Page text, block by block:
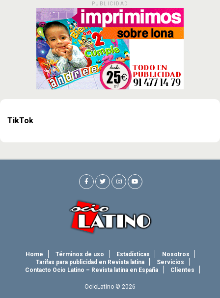
PUBLICIDAD
TikTok
Home Términos de uso Estadísticas
Nosotros
Tarifas para publicidad en Revista latina
Servicios
Contacto Ocio Latino – Revista latina en España
Clientes
OcioLatino © 2026